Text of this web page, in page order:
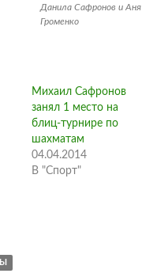
Данила Сафронов и Аня
Громенко
Михаил Сафронов
занял 1 место на
блиц-турнире по
шахматам
04.04.2014
В "Спорт"